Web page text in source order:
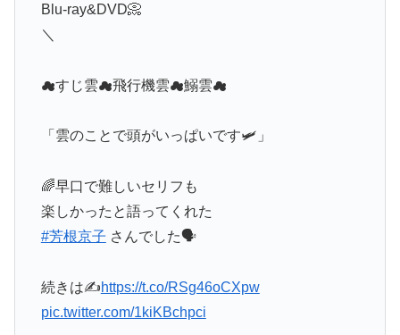
Blu-ray&DVD📀
＼
☁すじ雲☁飛行機雲☁鰯雲☁
「雲のことで頭がいっぱいです🛩」
🌈早口で難しいセリフも
楽しかったと語ってくれた
#芳根京子 さんでした🗣
続きは✍️https://t.co/RSg46oCXpw
pic.twitter.com/1kiKBchpci